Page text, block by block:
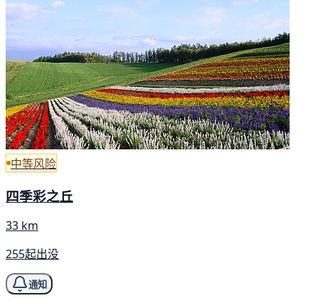
中等风险
四季彩之丘
33 km
255起出没
通知